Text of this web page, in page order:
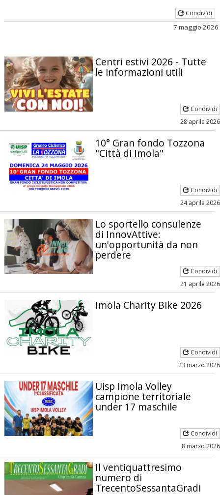
Condividi
7 maggio 2026
Centri estivi 2026 - Tutte
le informazioni utili
Condividi
28 aprile 2026
10° Gran fondo Tozzona
"Città di Imola"
Condividi
24 aprile 2026
Lo sportello consulenze
di InnovAttive:
un'opportunità da non
perdere
Condividi
21 aprile 2026
Imola Charity Bike 2026
Condividi
23 marzo 2026
Uisp Imola Volley
campione territoriale
under 17 maschile
Condividi
8 marzo 2026
Il ventiquattresimo
numero di
TrecentoSessantaGradi